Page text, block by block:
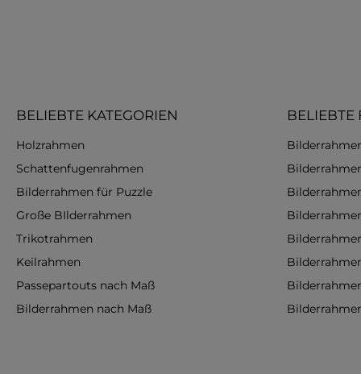
BELIEBTE KATEGORIEN
Holzrahmen
Schattenfugenrahmen
Bilderrahmen für Puzzle
Große BIlderrahmen
Trikotrahmen
Keilrahmen
Passepartouts nach Maß
Bilderrahmen nach Maß
BELIEBTE